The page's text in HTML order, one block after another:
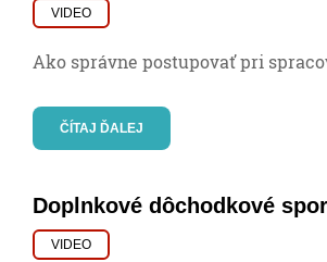
VIDEO
Ako správne postupovať pri
ČÍTAJ ĎALEJ
Doplnkové dôchodkové
VIDEO